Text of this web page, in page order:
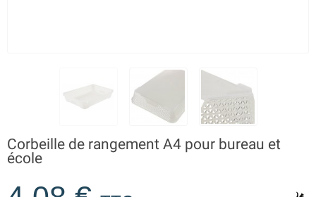
Corbeille de rangement A4 pour bureau et
école